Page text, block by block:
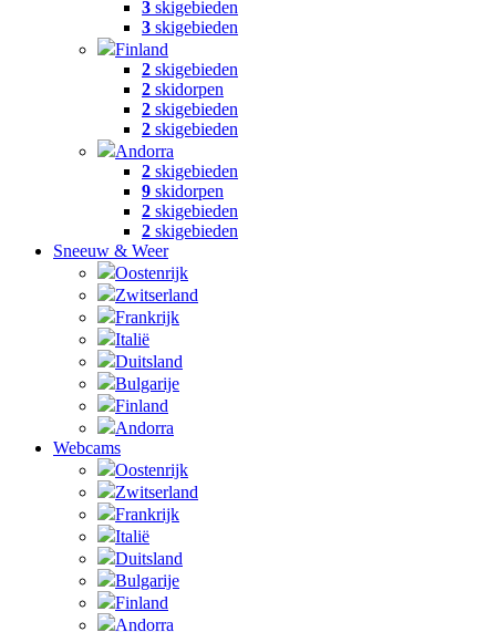
3 skigebieden
3 skigebieden
Finland
2 skigebieden
2 skidorpen
2 skigebieden
2 skigebieden
Andorra
2 skigebieden
9 skidorpen
2 skigebieden
2 skigebieden
Sneeuw & Weer
Oostenrijk
Zwitserland
Frankrijk
Italië
Duitsland
Bulgarije
Finland
Andorra
Webcams
Oostenrijk
Zwitserland
Frankrijk
Italië
Duitsland
Bulgarije
Finland
Andorra